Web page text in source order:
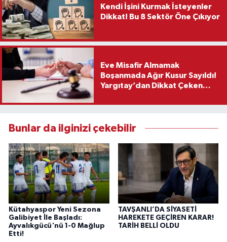
Kendi İşini Kurmak İsteyenler
Dikkat! Bu 8 Sektör Öne Çıkıyor
Eve Misafir Almamak
Boşanmada Ağır Kusur Sayıldı!
Yargıtay’dan Dikkat Çeken
Bunlar da ilginizi çekebilir
Kütahyaspor Yeni Sezona
Galibiyet İle Başladı:
Ayvalıkgücü'nü 1-0 Mağlup
Etti!
TAVŞANLI’DA SİYASETİ
HAREKETE GEÇİREN KARAR!
TARİH BELLİ OLDU